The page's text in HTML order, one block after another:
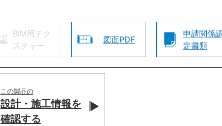
BIM用テク
スチャー
図面PDF
申請関係
定書類
この製品の
設計・施工情報を
確認する